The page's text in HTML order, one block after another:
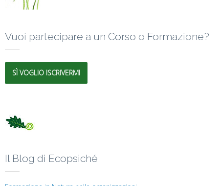
Vuoi partecipare a un Corso o Formazione?
SÌ VOGLIO ISCRIVERMI
Il Blog di Ecopsiché